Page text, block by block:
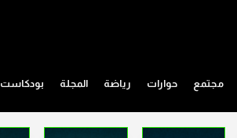
مجتمع حوارات رياضة المجلة بودكاست